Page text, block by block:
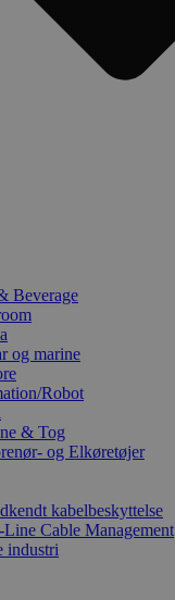
Beverage
og marine
Robot
& Tog
og Elkøretøjer
kabelbeskyttelse
Cable Management
industri